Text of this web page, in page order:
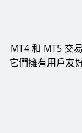
MT4 和 MT5 交
它們擁有用戶友